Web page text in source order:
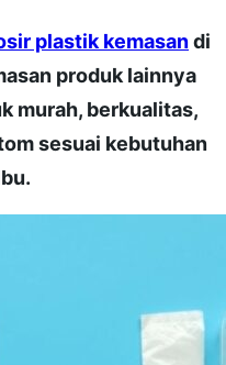
plastik kemasandi
produk lainnya
murah, berkualitas,
sesuai kebutuhan